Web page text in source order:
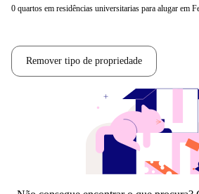
0 quartos em residências universitarias para alugar em
Remover tipo de propriedade